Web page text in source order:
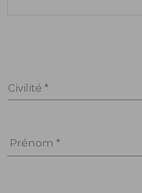
Civilité *
Prénom *